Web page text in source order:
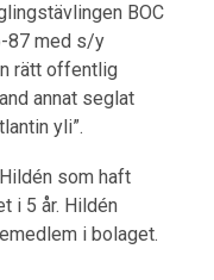
BOC
87 med s/y
rätt offentlig
annat seglat
yli”.
som haft
i 5 år. Hildén
i bolaget.